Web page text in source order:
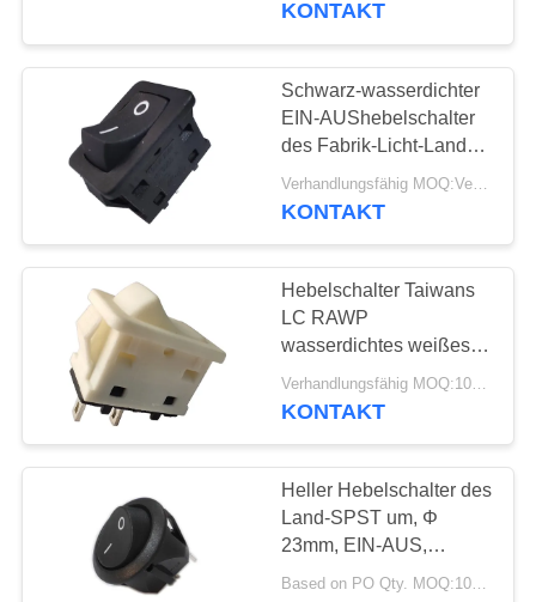
Wasserdichter
Netzschalter
10
Schiebeschalter
7
KONTAKT
Schwarz-wasserdichter
EIN-AUShebelschalter
des Fabrik-Licht-Land-
RAWP-2
KONTAKT
Hebelschalter Taiwans
LC RAWP
wasserdichtes weißes
UL, Vde, ENEC
Verhandlungsfähig MOQ:1000pcs, auch Stützprobelauf Menge.
KONTAKT
Heller Hebelschalter des
Land-SPST um, Φ
23mm, EIN-AUS,
schwarz, zwei
Based on PO Qty. MOQ:1000pcs